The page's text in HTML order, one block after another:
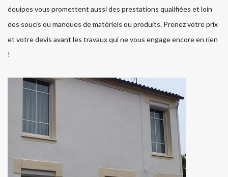
équipes vous promettent aussi des prestations qualifiées et loin
des soucis ou manques de matériels ou produits. Prenez votre prix
et votre devis avant les travaux qui ne vous engage encore en rien
!